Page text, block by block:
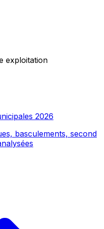
exploitation
2026
basculements, second